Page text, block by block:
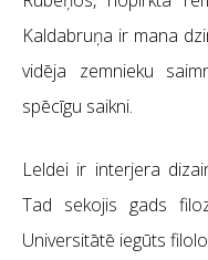
Kaldabruņa ir mana
vidēja zemnieku
spēcīgu saikni.
Leldei ir interjera
Tad sekojis gads
Universitātē iegūts